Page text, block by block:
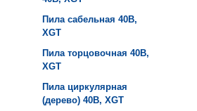
Пила сабельная 40B,
XGT
Пила торцовочная 40B,
XGT
Пила циркулярная
(дерево) 40B, XGT